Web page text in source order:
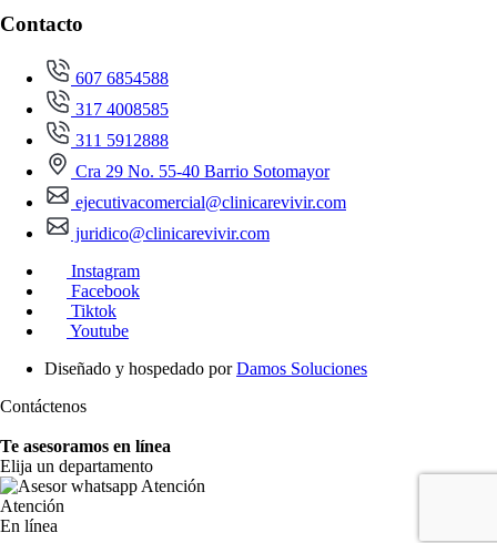
Contacto
607 6854588
317 4008585
311 5912888
Cra 29 No. 55-40 Barrio Sotomayor
ejecutivacomercial@clinicarevivir.com
juridico@clinicarevivir.com
Instagram
Facebook
Tiktok
Youtube
Diseñado y hospedado porDamos Soluciones
Contáctenos
Te asesoramos en línea
Elija un departamento
Atención
En línea